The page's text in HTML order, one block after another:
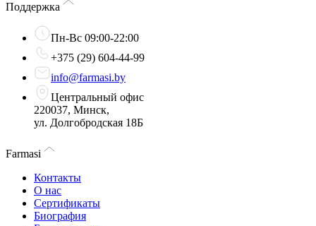
Поддержка
Пн-Вс 09:00-22:00
+375 (29) 604-44-99
info@farmasi.by
Центральный офис
220037, Минск,
ул. Долгобродская 18Б
Farmasi
Контакты
О нас
Сертификаты
Биография